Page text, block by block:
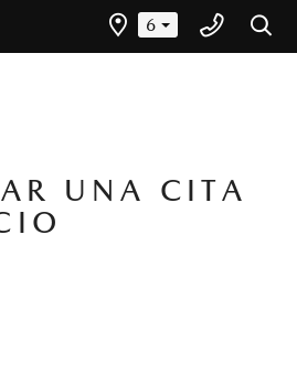
6
UNA CITA